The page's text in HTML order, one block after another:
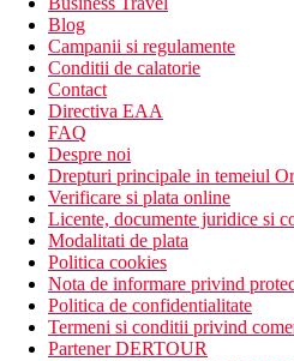
Blog
Campanii si regulamente
Conditii de calatorie
Contact
Directiva EAA
FAQ
Despre noi
Drepturi principale in temeiul
Verificare si plata online
Licente, documente juridice si
Modalitati de plata
Politica cookies
Nota de informare privind
Politica de confidentialitate
Termeni si conditii privind
Partener DERTOUR